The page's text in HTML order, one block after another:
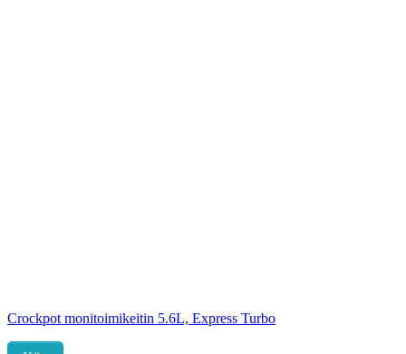
Crockpot monitoimikeitin 5.6L, Express Turbo